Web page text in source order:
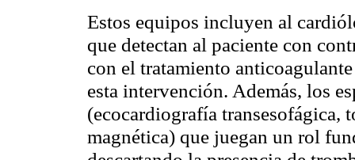
Estos equipos incluyen al
que detectan al paciente con
con el tratamiento
esta intervención. Además, los
(ecocardiografía transesofágica,
magnética) que juegan un rol